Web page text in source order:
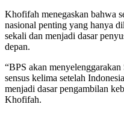
Khofifah menegaskan bahwa
nasional penting yang hanya
sekali dan menjadi dasar
depan.
“BPS akan
sensus kelima setelah
menjadi dasar pengambilan
Khofifah.